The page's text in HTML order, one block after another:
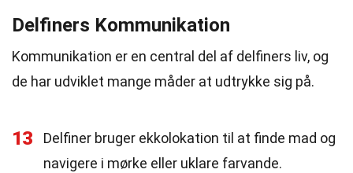
Delfiners Kommunikation
Kommunikation er en central del af delfiners liv, og
de har udviklet mange måder at udtrykke sig på.
13
Delfiner bruger ekkolokation til at finde mad og
navigere i mørke eller uklare farvande.